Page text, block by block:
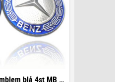
Mercedes hjulnav emblem blå 4st MB märke